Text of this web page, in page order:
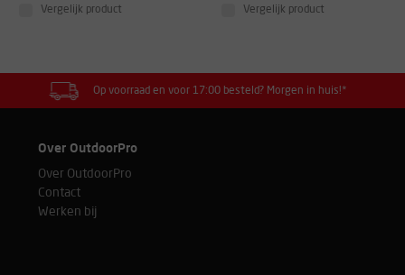
Vergelijk product Vergelijk product
Op voorraad en voor 17:00 besteld? Morgen in huis!*
Over OutdoorPro
Over OutdoorPro
Contact
Werken bij